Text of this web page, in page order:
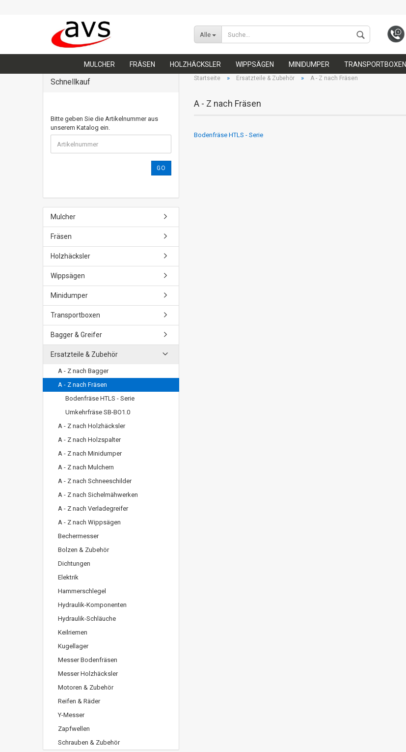
Wohnort
Alle
MULCHER FRÄSEN HOLZHÄCKSLER WIPPSÄGEN MINIDUMPER TRANSPORTBOXEN
Startseite » Ersatzteile & Zubehör » A - Z nach Fräsen
A - Z nach Fräsen
Bodenfräse HTLS - Serie
Schnellkauf
Bitte geben Sie die Artikelnummer aus
unserem Katalog ein.
GO
Mulcher
Fräsen
Holzhäcksler
Wippsägen
Minidumper
Transportboxen
Bagger & Greifer
Ersatzteile & Zubehör
A - Z nach Bagger
A - Z nach Fräsen
Bodenfräse HTLS - Serie
Umkehrfräse SB-BO1.0
A - Z nach Holzhäcksler
A - Z nach Holzspalter
A - Z nach Minidumper
A - Z nach Mulchern
A - Z nach Schneeschilder
A - Z nach Sichelmähwerken
A - Z nach Verladegreifer
A - Z nach Wippsägen
Bechermesser
Bolzen & Zubehör
Dichtungen
Elektrik
Hammerschlegel
Hydraulik-Komponenten
Hydraulik-Schläuche
Keilriemen
Kugellager
Messer Bodenfräsen
Messer Holzhäcksler
Motoren & Zubehör
Reifen & Räder
Y-Messer
Zapfwellen
Schrauben & Zubehör